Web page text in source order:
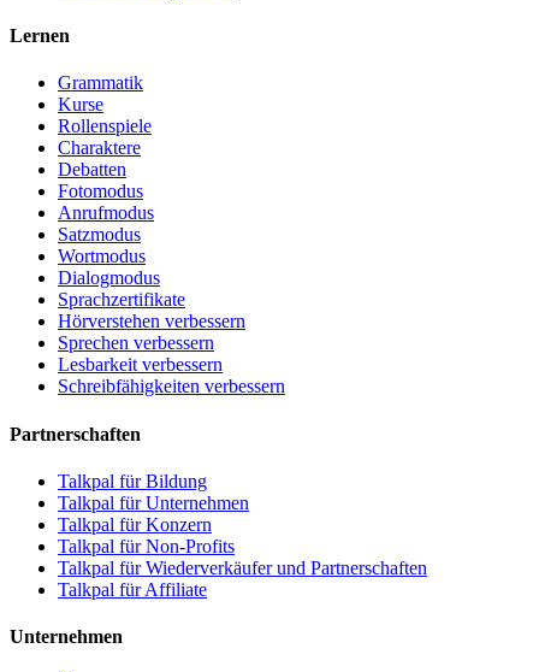
Lernen
Grammatik
Kurse
Rollenspiele
Charaktere
Debatten
Fotomodus
Anrufmodus
Satzmodus
Wortmodus
Dialogmodus
Sprachzertifikate
Hörverstehen verbessern
Sprechen verbessern
Lesbarkeit verbessern
Schreibfähigkeiten verbessern
Partnerschaften
Talkpal für Bildung
Talkpal für Unternehmen
Talkpal für Konzern
Talkpal für Non-Profits
Talkpal für Wiederverkäufer und Partnerschaften
Talkpal für Affiliate
Unternehmen